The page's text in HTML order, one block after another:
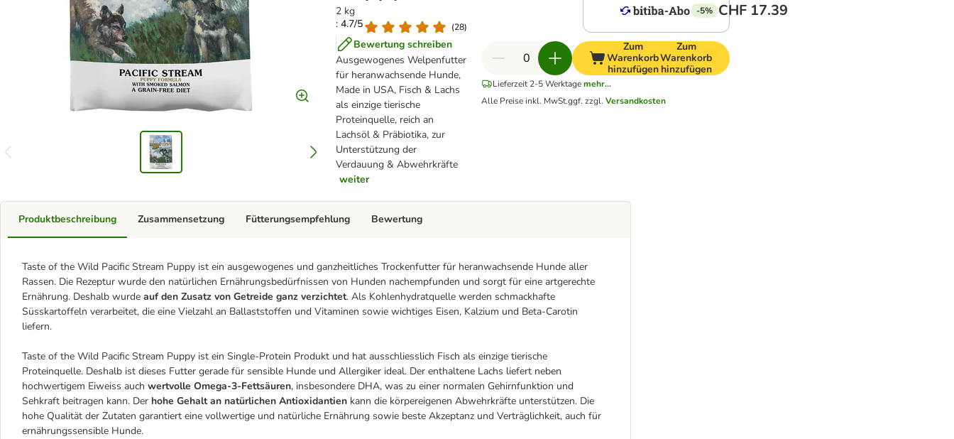
2 kg
: 4.7/5
(28)
Bewertung schreiben
Ausgewogenes Welpenfutter
für heranwachsende Hunde,
Made in USA, Fisch & Lachs
als einzige tierische
Proteinquelle, reich an
Lachsöl & Präbiotika, zur
Unterstützung der
Verdauung & Abwehrkräfte
weiter
-5% CHF 17.39
Zum
Warenkorb
hinzufügen
Zum
Warenkorb
hinzufügen
Lieferzeit 2-5 Werktage mehr...
Alle Preise inkl. MwSt.ggf. zzgl.Versandkosten
Produktbeschreibung
Taste of the Wild Pacific Stream Puppy ist ein ausgewogenes und ganzheitliches Trockenfutter für heranwachsende Hunde aller
Rassen. Die Rezeptur wurde den natürlichen Ernährungsbedürfnissen von Hunden nachempfunden und sorgt für eine artgerechte
Ernährung. Deshalb wurde auf den Zusatz von Getreide ganz verzichtet. Als Kohlenhydratquelle werden schmackhafte
Süsskartoffeln verarbeitet, die eine Vielzahl an Ballaststoffen und Vitaminen sowie wichtiges Eisen, Kalzium und Beta-Carotin
liefern.
Taste of the Wild Pacific Stream Puppy ist ein Single-Protein Produkt und hat ausschliesslich Fisch als einzige tierische
Proteinquelle. Deshalb ist dieses Futter gerade für sensible Hunde und Allergiker ideal. Der enthaltene Lachs liefert neben
hochwertigem Eiweiss auch wertvolle Omega-3-Fettsäuren, insbesondere DHA, was zu einer normalen Gehirnfunktion und
Sehkraft beitragen kann. Der hohe Gehalt an natürlichen Antioxidantien kann die körpereigenen Abwehrkräfte unterstützen. Die
hohe Qualität der Zutaten garantiert eine vollwertige und natürliche Ernährung sowie beste Akzeptanz und Verträglichkeit, auch für
ernährungssensible Hunde.
Zusammensetzung Fütterungsempfehlung Bewertung